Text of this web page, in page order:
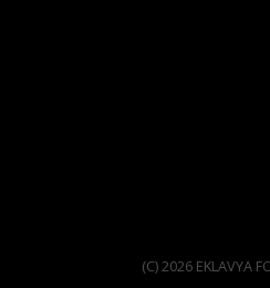
(C) 2026 EKLAVYA